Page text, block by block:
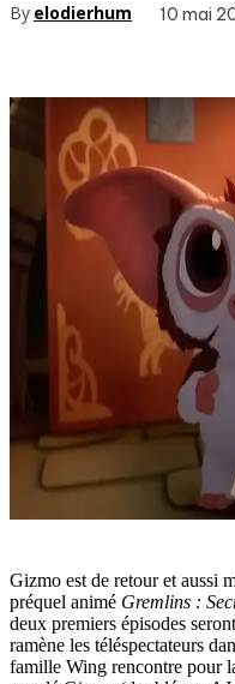
By elodierhum 10 mai
Gizmo est de retour et aussi
préquel animé Gremlins :
deux premiers épisodes
ramène les téléspectateurs
famille Wing rencontre pour